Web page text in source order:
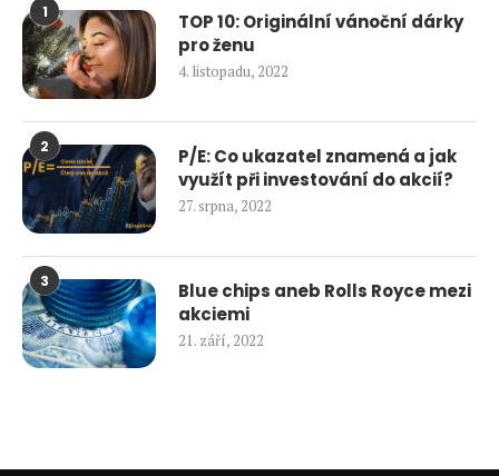
1
TOP 10: Originální vánoční dárky
pro ženu
4. listopadu, 2022
2
P/E: Co ukazatel znamená a jak
využít při investování do akcií?
27. srpna, 2022
3
Blue chips aneb Rolls Royce mezi
akciemi
21. září, 2022